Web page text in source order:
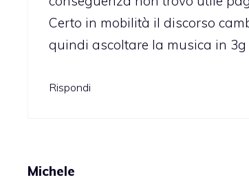
Certo in mobilità il discorso
quindi ascoltare la musica in
Rispondi
Michele